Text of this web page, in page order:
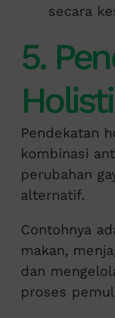
secara
5.
Pendekatan
kombinasi
perubahan
alternatif.
Contohnya
makan,
dan
proses